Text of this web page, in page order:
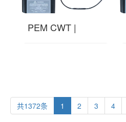
PEM CWT |
共1372条 1 2 3 4